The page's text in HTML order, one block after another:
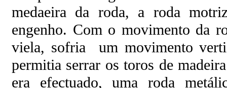
medaeira da roda, a roda
engenho. Com o movimento da
viela, sofria um movimento
permitia serrar os toros de
era efectuado, uma roda